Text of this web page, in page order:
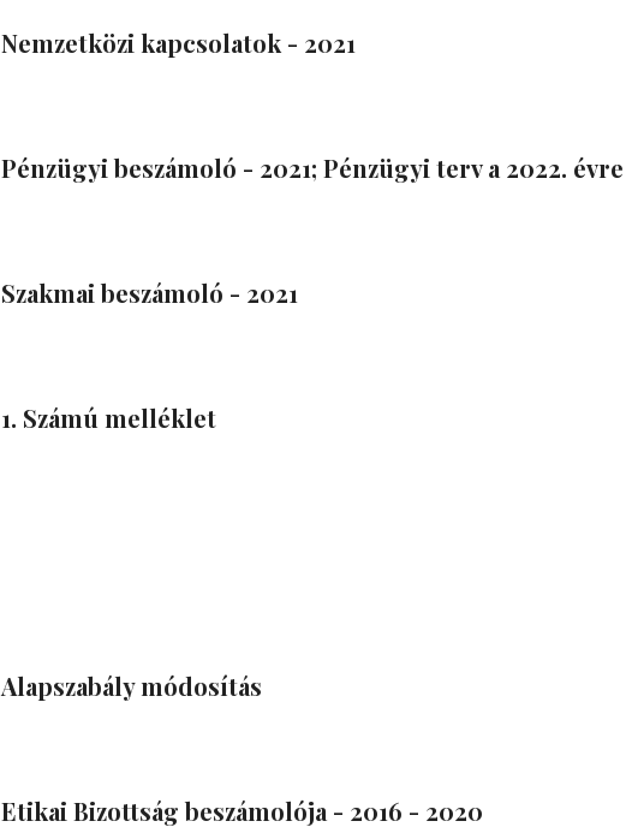
Nemzetközi kapcsolatok - 2021
Pénzügyi beszámoló - 2021; Pénzügyi terv a 2022. évre
Szakmai beszámoló - 2021
1. Számú melléklet
Alapszabály módosítás
Etikai Bizottság beszámolója - 2016 - 2020